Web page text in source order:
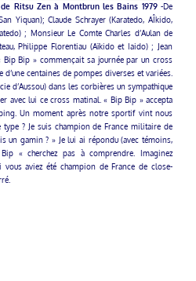
Ritsu Zen à Montbrun les Bains 1979-De
Yiquan); Claude Schrayer (Karatedo, AÎkido,
; Monsieur Le Comte Charles d’Aulan de
Philippe Florentiau (Aïkido et Iaido) ; Jean
Bip Bip » commençait sa journée par un cross
d’une centaines de pompes diverses et variées.
d’Aussou) dans les corbières un sympathique
avec lui ce cross matinal. « Bip Bip » accepta
Un moment après notre sportif vint nous
? Je suis champion de France militaire de
un gamin ? » Je lui ai répondu (avec témoins,
« cherchez pas à comprendre. Imaginez
aviez été champion de France de close-